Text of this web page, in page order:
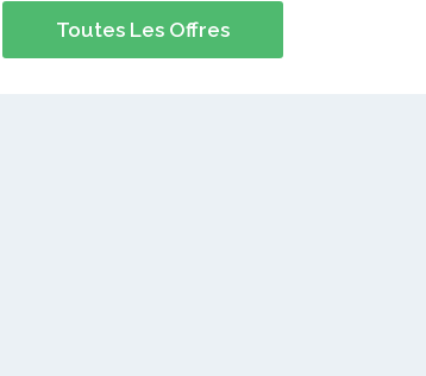
Toutes Les Offres